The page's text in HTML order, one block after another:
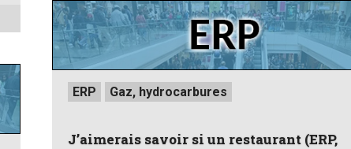
Posted
inERP Gaz, hydrocarbures
J’aimerais savoir si un restaurant (ERP,